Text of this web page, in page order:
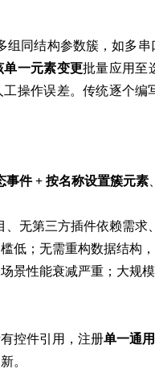
组同结构参数簇，如多
单一元素变更批量应用至
操作误差。传统逐个
事件 + 按名称设置簇元素
、无第三方插件依赖需
低；无需重构数据结构
景性能衰减严重；大规
控件引用，注册单一通
。